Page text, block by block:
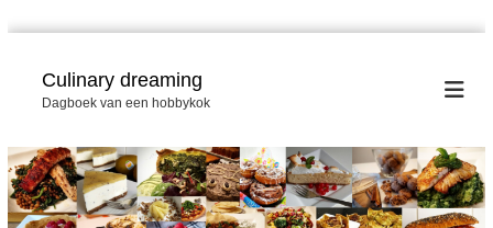
r
d
e
Culinary dreaming
Dagboek van een hobbykok